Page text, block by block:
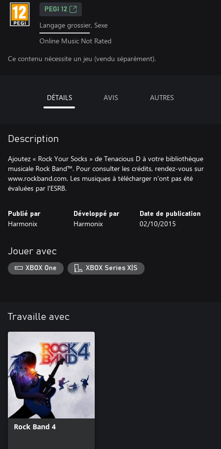
PEGI 12
Langage grossier, Sexe
Online Music Not Rated
Ce contenu nécessite un jeu (vendu séparément).
DÉTAILS AVIS AUTRES
Description
Ajoutez « Rock Your Socks » de Tenacious D à votre bibliothèque
musicale Rock Band™. Pour consulter les crédits, rendez-vous sur
www.rockband.com. Les musiques à télécharger n'ont pas été
évaluées par l'ESRB.
Publié par
Harmonix
Développé par
Harmonix
Date de publication
02/10/2015
Jouer avec
XBOX One XBOX Series X|S
Travaille avec
Rock Band 4